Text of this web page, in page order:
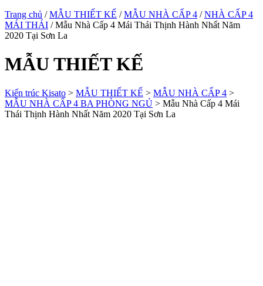
Trang chủ /MẪU THIẾT KẾ /MẪU NHÀ CẤP 4 /NHÀ CẤP 4
MÁI THÁI / Mẫu Nhà Cấp 4 Mái Thái Thịnh Hành Nhất Năm
2020 Tại Sơn La
MẪU THIẾT KẾ
Kiến trúc Kisato > MẪU THIẾT KẾ > MẪU NHÀ CẤP 4 >
MẪU NHÀ CẤP 4 BA PHÒNG NGỦ > Mẫu Nhà Cấp 4 Mái
Thái Thịnh Hành Nhất Năm 2020 Tại Sơn La